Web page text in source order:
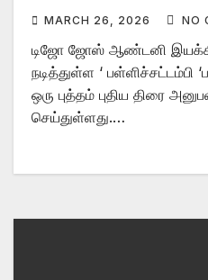
MARCH 26, 2026 NO
டிஜோ ஜோஸ் ஆண்டனி
நடித்துள்ள ‘ பள்ளிச்சட்டம்பி
ஒரு புத்தம் புதிய திரை
செய்துள்ளது.…